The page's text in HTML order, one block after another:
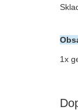
1x g